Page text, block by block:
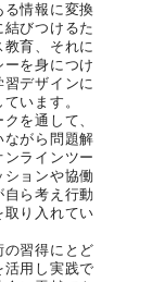
る情報に変換
びつけるた
育、それに
を身につけ
デザインに
います。
を通して、
がら問題解
ラインツー
ョンや協働
ら考え行動
り入れてい
習得にとど
活用し実践で